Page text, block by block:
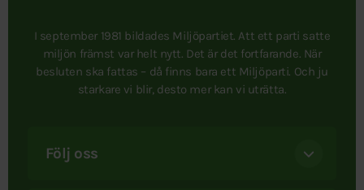
I september 1981 bildades Miljöpartiet. Att ett parti satte
miljön främst var helt nytt. Det är det fortfarande. När
besluten ska fattas – då finns bara ett Miljöparti. Och ju
starkare vi blir, desto mer kan vi uträtta.
Följ oss